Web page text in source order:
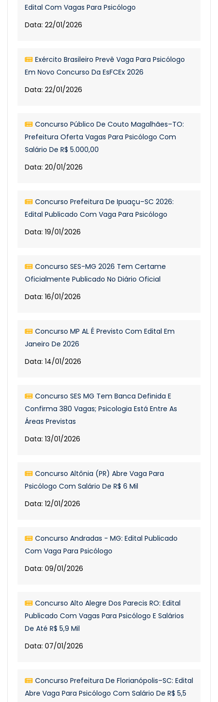
Edital Com Vagas Para Psicólogo
Data: 22/01/2026
Exército Brasileiro Prevê Vaga Para Psicólogo
Em Novo Concurso Da EsFCEx 2026
Data: 22/01/2026
Concurso Público De Couto Magalhães–TO:
Prefeitura Oferta Vagas Para Psicólogo Com
Salário De R$ 5.000,00
Data: 20/01/2026
Concurso Prefeitura De Ipuaçu–SC 2026:
Edital Publicado Com Vaga Para Psicólogo
Data: 19/01/2026
Concurso SES-MG 2026 Tem Certame
Oficialmente Publicado No Diário Oficial
Data: 16/01/2026
Concurso MP AL É Previsto Com Edital Em
Janeiro De 2026
Data: 14/01/2026
Concurso SES MG Tem Banca Definida E
Confirma 380 Vagas; Psicologia Está Entre As
Áreas Previstas
Data: 13/01/2026
Concurso Altônia (PR) Abre Vaga Para
Psicólogo Com Salário De R$ 6 Mil
Data: 12/01/2026
Concurso Andradas - MG: Edital Publicado
Com Vaga Para Psicólogo
Data: 09/01/2026
Concurso Alto Alegre Dos Parecis RO: Edital
Publicado Com Vagas Para Psicólogo E Salários
De Até R$ 5,9 Mil
Data: 07/01/2026
Concurso Prefeitura De Florianópolis–SC: Edital
Abre Vaga Para Psicólogo Com Salário De R$ 5,5